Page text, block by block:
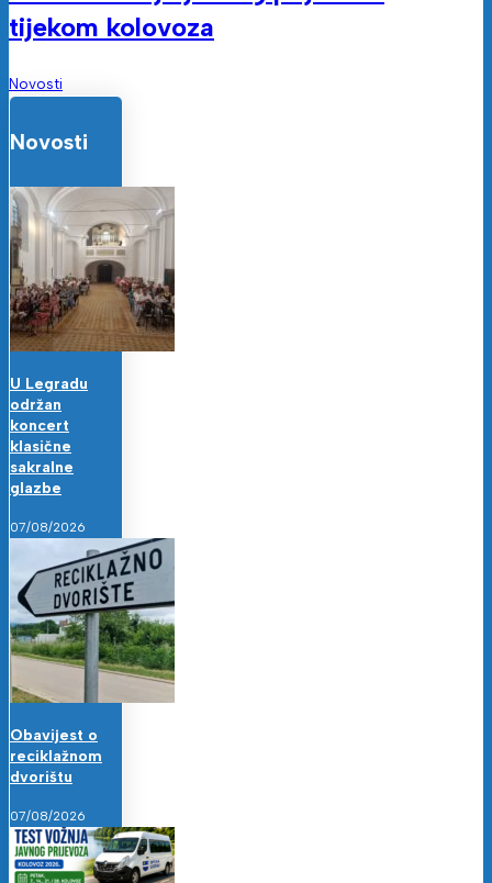
tijekom kolovoza
Novosti
Novosti
U Legradu
održan
koncert
klasične
sakralne
glazbe
07/08/2026
Obavijest o
reciklažnom
dvorištu
07/08/2026